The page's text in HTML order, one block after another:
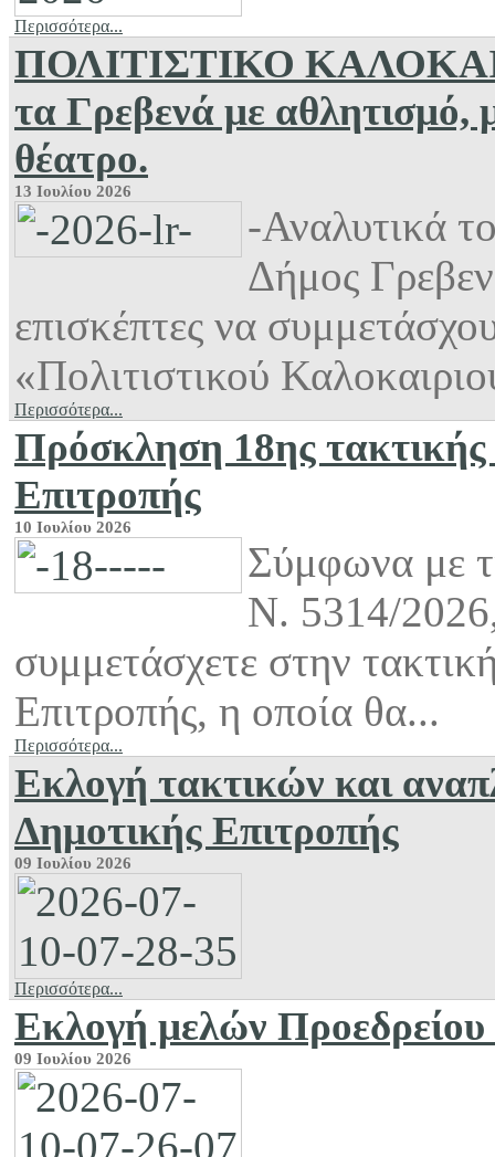
Περισσότερα...
ΠΟΛΙΤΙΣΤΙΚΟ
τα Γρεβενά με αθλητισμό,
θέατρο.
13 Ιουλίου 2026
-Αναλυτικά
Δήμος
επισκέπτες να
«Πολιτιστικού
Περισσότερα...
Πρόσκληση 18ης τακτικής
Επιτροπής
10 Ιουλίου 2026
Σύμφωνα με
Ν. 5314/
συμμετάσχετε στην
Επιτροπής, η οποία θα...
Περισσότερα...
Εκλογή τακτικών και
Δημοτικής Επιτροπής
09 Ιουλίου 2026
Περισσότερα...
Εκλογή μελών
09 Ιουλίου 2026